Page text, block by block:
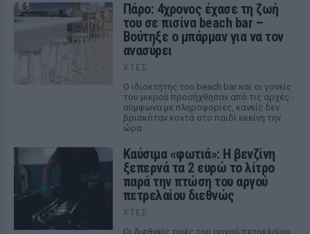
Πάρο: 4χρονος έχασε τη ζωή
του σε πισίνα beach bar –
Βούτηξε ο μπάρμαν για να τον
ανασύρει
ΧΤΕΣ
Ο ιδιοκτήτης του beach bar και οι γονείς
του μικρού προσήχθησαν από τις αρχές -
σύμφωνα με πληροφορίες, κανείς δεν
βρισκόταν κοντά στο παιδί εκείνη την
ώρα
Καύσιμα «φωτιά»: Η βενζίνη
ξεπερνά τα 2 ευρώ το λίτρο
παρά την πτώση του αργού
πετρελαίου διεθνώς
ΧΤΕΣ
Οι διεθνείς τιμές του αργού πετρελαίου